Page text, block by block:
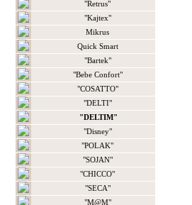
"Retrus"
"Kajtex"
Mikrus
Quick Smart
"Bartek"
"Bebe Confort"
"COSATTO"
"DELTI"
"DELTIM"
"Disney"
"POLAK"
"SOJAN"
"CHICCO"
"SECA"
"M@M"